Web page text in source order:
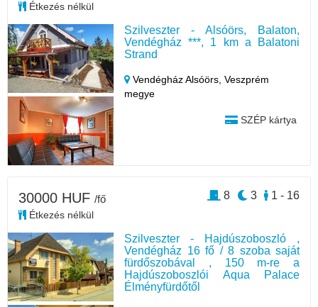
Szilveszter - Alsóörs, Balaton,
Vendégház ***, 1 km a Balatoni
Strand
Vendégház Alsóörs,Veszprém
megye
SZÉP kártya
Étkezés nélkül
Szilveszter - Hajdúszoboszló ,
Vendégház 16 fő / 8 szoba saját
fürdőszobával , 150 m-re a
Hajdúszoboszlói Aqua Palace
Élményfürdőtől
30000 HUF /fő
Étkezés nélkül
1 - 16
3
8